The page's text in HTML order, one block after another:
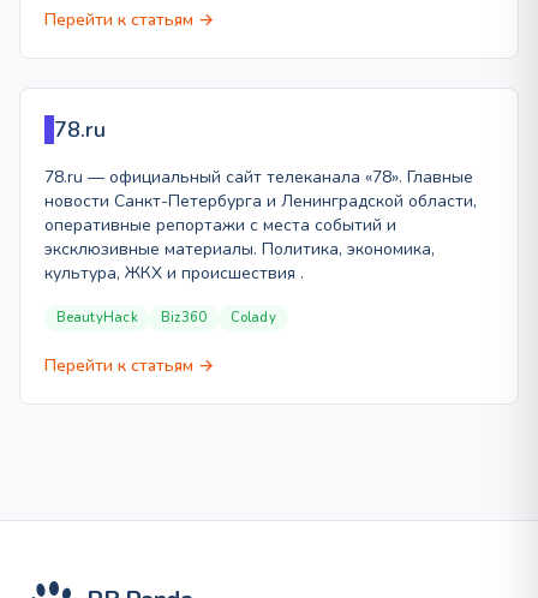
Перейти к статьям →
78.ru
78.ru — официальный сайт телеканала «78». Главные
новости Санкт-Петербурга и Ленинградской области,
оперативные репортажи с места событий и
эксклюзивные материалы. Политика, экономика,
культура, ЖКХ и происшествия .
BeautyHack Biz360 Colady
Перейти к статьям →